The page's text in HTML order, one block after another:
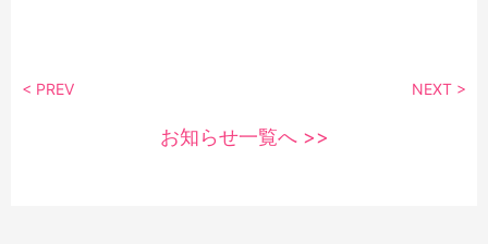
< PREV NEXT >
お知らせ一覧へ >>